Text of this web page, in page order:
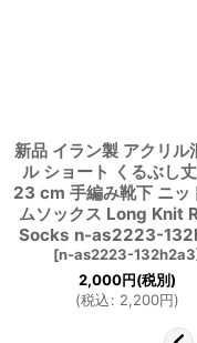
新品 イラン製 アクリル
ル ショート くるぶし
23 cm 手編み靴下 ニッ
ムソックス Long Knit
Socks n-as2223-
[n-as2223-132h2a3
2,000円(税別)
(税込: 2,200円)